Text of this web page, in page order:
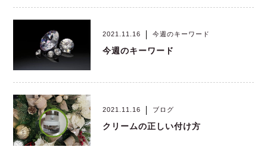
2021.11.16 今週のキーワード
今週のキーワード
2021.11.16 ブログ
クリームの正しい付け方